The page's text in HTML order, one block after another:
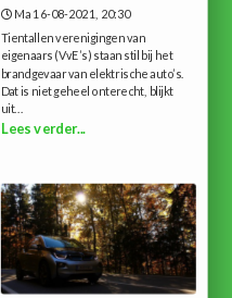
Ma 16-08-2021, 20:30
Tientallen verenigingen van
eigenaars (VvE’s) staan stil bij het
brandgevaar van elektrische auto’s.
Dat is niet geheel onterecht, blijkt
uit...
Lees verder...